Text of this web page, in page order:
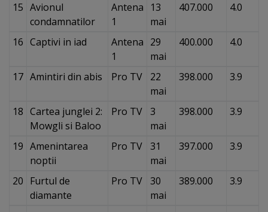
15 Avionul
condamnatilor
Antena
1
13
mai
407.000 4.0
16 Captivi in iad
Antena
1
29
mai
400.000 4.0
17 Amintiri din abis Pro TV
22
mai
398.000 3.9
18 Cartea junglei 2:
Mowgli si Baloo
Pro TV
3
mai
398.000 3.9
19 Amenintarea
noptii
Pro TV
31
mai
397.000 3.9
20 Furtul de
diamante
Pro TV
30
mai
389.000 3.9